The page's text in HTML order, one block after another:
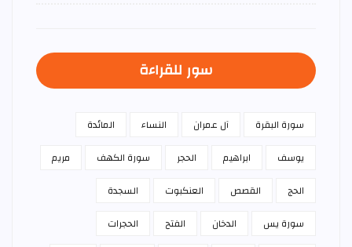
سور للقراءة
سورة البقرة آل عمران النساء
المائدة
يوسف
ابراهيم الحجر سورة الكهف
مريم
الحج
القصص العنكبوت
السجدة
سورة يس
الدخان الفتح
الحجرات